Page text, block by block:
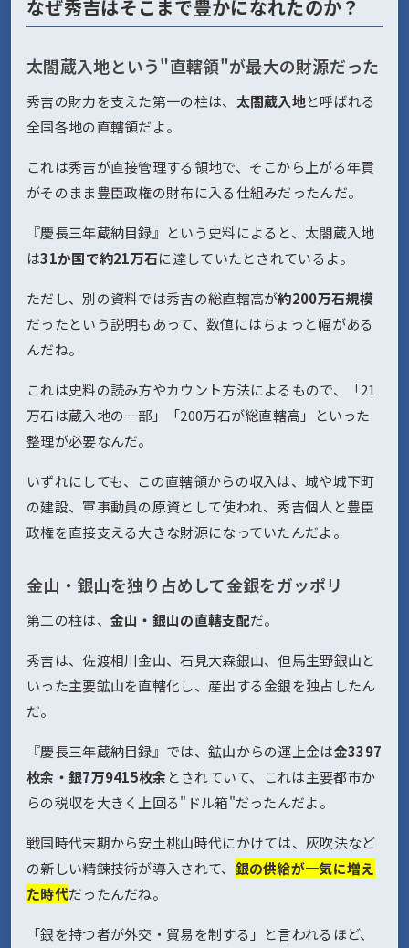
なぜ秀吉はそこまで豊かになれたのか？
太閤蔵入地という"直轄領"が最大の財源だった
秀吉の財力を支えた第一の柱は、 太閤蔵入地と呼ばれる
全国各地の直轄領だよ。
これは秀吉が直接管理する領地で、そこから上がる年貢
がそのまま豊臣政権の財布に入る仕組みだったんだ。
『慶長三年蔵納目録』という史料によると、太閤蔵入地
は31か国で約21万石に達していたとされているよ。
ただし、別の資料では秀吉の総直轄高が約200万石規模
だったという説明もあって、数値にはちょっと幅がある
んだね。
これは史料の読み方やカウント方法によるもので、「21
万石は蔵入地の一部」「200万石が総直轄高」といった
整理が必要なんだ。
いずれにしても、この直轄領からの収入は、城や城下町
の建設、軍事動員の原資として使われ、秀吉個人と豊臣
政権を直接支える大きな財源になっていたんだよ。
金山・銀山を独り占めして金銀をガッポリ
第二の柱は、 金山・銀山の直轄支配だ。
秀吉は、佐渡相川金山、石見大森銀山、但馬生野銀山と
いった主要鉱山を直轄化し、産出する金銀を独占したん
だ。
『慶長三年蔵納目録』では、鉱山からの運上金は金3397
枚余・銀7万9415枚余 とされていて、これは主要都市か
らの税収を大きく上回る"ドル箱"だったんだよ。
戦国時代末期から安土桃山時代にかけては、灰吹法など
の新しい精錬技術が導入されて、 銀の供給が一気に増え
た時代だったんだね。
「銀を持つ者が外交・貿易を制する」と言われるほど、